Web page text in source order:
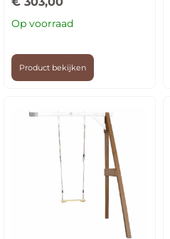
Op voorraad
Product bekijken